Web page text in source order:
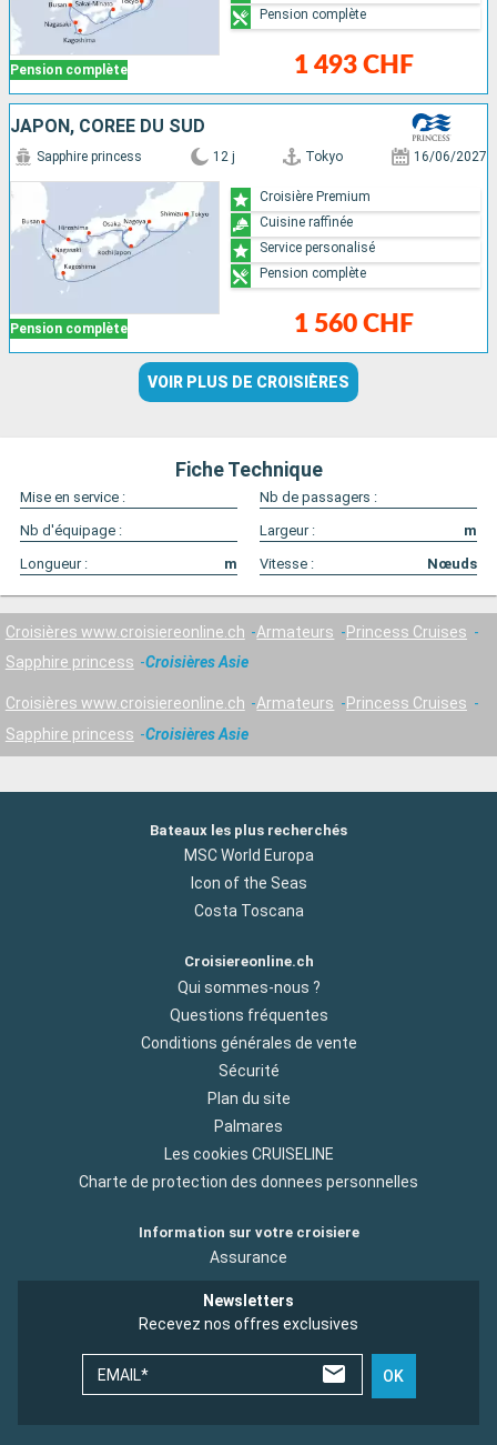
Pension complète 1 493 CHF
Pension complète
JAPON, CORÉE DU SUD
Pension complète
Sapphire princess 12 j Tokyo 16/06/2027
1 560 CHF
Croisière Premium
Cuisine raffinée
Service personalisé
Pension complète
VOIR PLUS DE CROISIÈRES
Fiche Technique
Mise en service :
Nb de passagers :
Nb d'équipage :
Largeur :
m
Longueur :
m Vitesse : Nœuds
Croisières www.croisiereonline.ch Armateurs
Princess Cruises
Sapphire princess
Croisières Asie
Croisières www.croisiereonline.ch Armateurs
Princess Cruises
Sapphire princess
Croisières Asie
Bateaux les plus recherchés
MSC World Europa
Icon of the Seas
Costa Toscana
Croisiereonline.ch
Qui sommes-nous ?
Questions fréquentes
Conditions générales de vente
Sécurité
Plan du site
Palmares
Les cookies CRUISELINE
Charte de protection des donnees personnelles
Information sur votre croisiere
Assurance
Newsletters
Recevez nos offres exclusives
EMAIL* OK